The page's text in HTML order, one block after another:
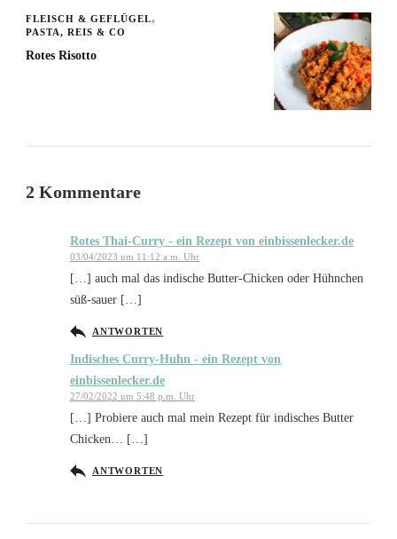
FLEISCH & GEFLÜGEL
PASTA, REIS & CO
Rotes Risotto
2 Kommentare
Rotes Thai-Curry - ein Rezept von einbissenlecker.de
03/04/2023 um 11:12 a.m. Uhr
[…] auch mal das indische Butter-Chicken oder Hühnchen
süß-sauer […]
ANTWORTEN
Indisches Curry-Huhn - ein Rezept von
einbissenlecker.de
27/02/2022 um 5:48 p.m. Uhr
[…] Probiere auch mal mein Rezept für indisches Butter
Chicken… […]
ANTWORTEN